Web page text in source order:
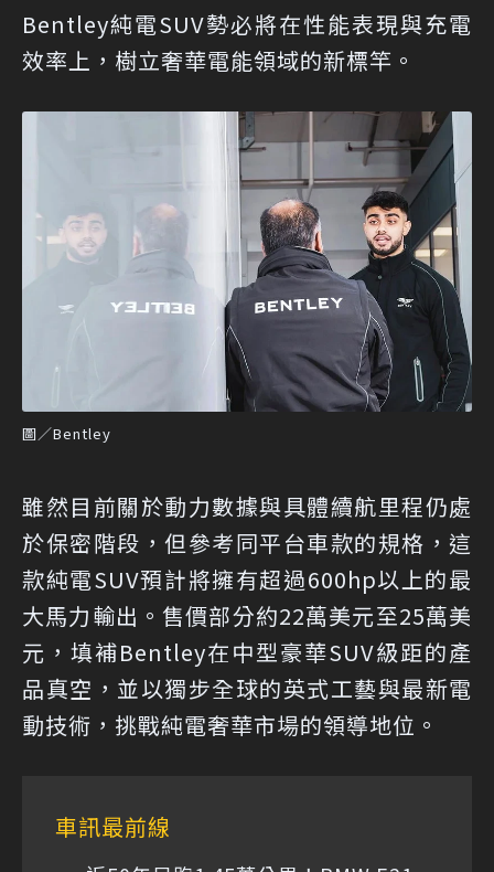
Bentley純電SUV勢必將在性能表現與充電
效率上，樹立奢華電能領域的新標竿。
圖／Bentley
雖然目前關於動力數據與具體續航里程仍處
於保密階段，但參考同平台車款的規格，這
款純電SUV預計將擁有超過600hp以上的最
大馬力輸出。售價部分約22萬美元至25萬美
元，填補Bentley在中型豪華SUV級距的產
品真空，並以獨步全球的英式工藝與最新電
動技術，挑戰純電奢華市場的領導地位。
車訊最前線